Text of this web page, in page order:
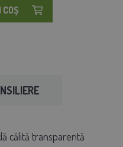
călită transparentă